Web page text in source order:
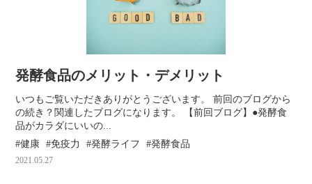
発酵食品のメリット・デメリット
いつもご覧いただきありがとうございます。 前回のブログから
の続き？関連したブログになります。 【前回ブログ】●発酵食
品がカラダにいいの...
健康
免疫力 発酵ライフ 発酵食品
2021.05.27